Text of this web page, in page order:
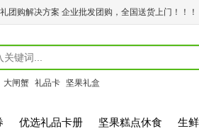
团购解决方案 企业批发团购，全国送货上门！！！
大闸蟹 礼品卡 坚果礼盒
优选礼品卡册 坚果糕点休食 生